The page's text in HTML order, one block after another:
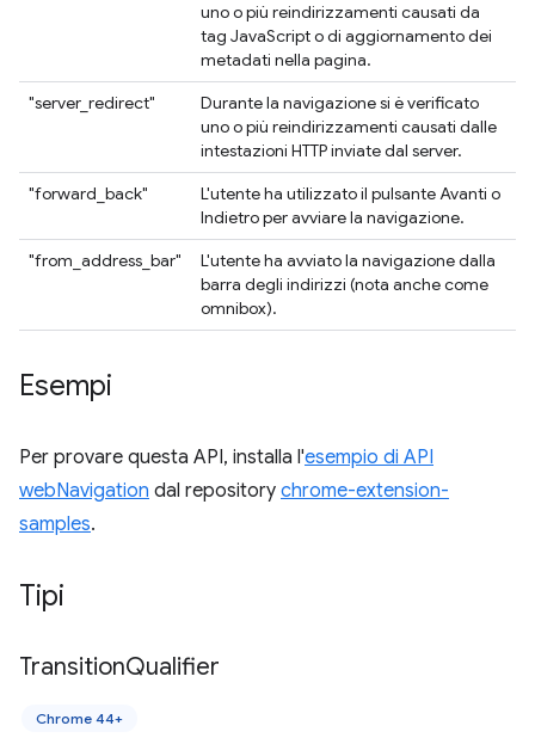
uno o più reindirizzamenti causati da
tag JavaScript o di aggiornamento dei
metadati nella pagina.
"server_redirect"
Durante la navigazione si è verificato
uno o più reindirizzamenti causati dalle
intestazioni HTTP inviate dal server.
"forward_back"
L'utente ha utilizzato il pulsante Avanti o
Indietro per avviare la navigazione.
"from_address_bar"
L'utente ha avviato la navigazione dalla
barra degli indirizzi (nota anche come
omnibox).
Esempi
Per provare questa API, installa l'esempio di API
webNavigation dal repository chrome-extension-
samples.
Tipi
TransitionQualifier
Chrome 44+